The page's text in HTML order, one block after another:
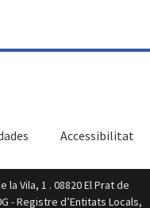
Accessibilitat
Vila, 1 . 08820 El Prat de
- Registre d’Entitats Locals,